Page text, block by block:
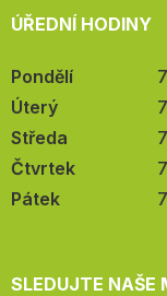
ÚŘEDNÍ HODINY
Pondělí
Úterý
Středa
Čtvrtek
Pátek
SLEDUJTE NAŠE